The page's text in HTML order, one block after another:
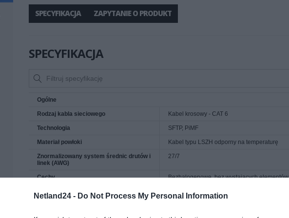
Netland24 - Do Not Process My Personal Information
SPECYFIKACJA ZAPYTANIE O PRODUKT
SPECYFIKACJA
Ogólne
Rodzaj kabla sieciowego Kabel krosowy - CAT 6
Technologia SFTP, PiMF
Materiał powłoki Kabel typu LSZH odporny na temperaturę
Znormalizowany system średnic drutów i
linek (AWG)
27/7
Cechy Bezhalogenowe, bez wystających
Długość